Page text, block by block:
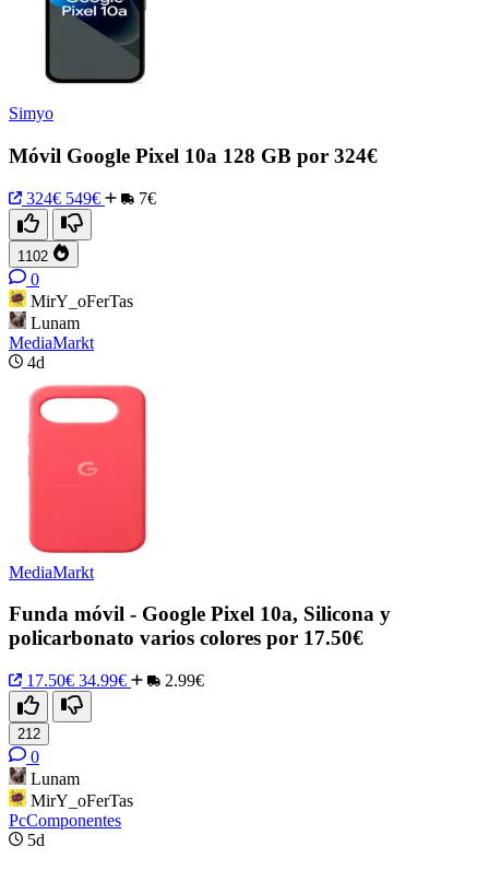
Simyo
Móvil Google Pixel 10a 128 GB por 324€
324€ 549€ 7€
1102
0
MirY_oFerTas
Lunam
MediaMarkt
4d
MediaMarkt
Funda móvil - Google Pixel 10a, Silicona y
policarbonato varios colores por 17.50€
17.50€ 34.99€ 2.99€
212
0
Lunam
MirY_oFerTas
PcComponentes
5d